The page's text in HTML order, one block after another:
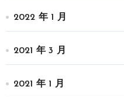
2022 年 1 月
2021 年 3 月
2021 年 1 月